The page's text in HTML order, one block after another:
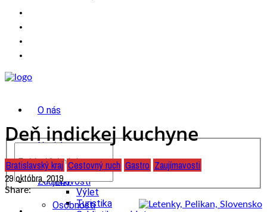
O nás
Novinky
wow
Tipy
Výlet
Turistika
Zaujímavosti
Osobnosti
Deň indickej kuchyne
Bratislavský kraj Cestovný ruch Gastro Zaujímavosti
29 októbra, 2019
Share: